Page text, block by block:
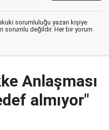
sorumluluğu yazan kişiye
sorumlu değildir. Her bir yorum
Anlaşması
almıyor"